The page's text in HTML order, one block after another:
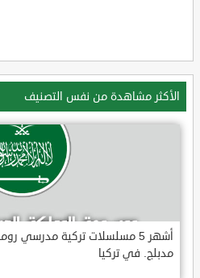
الأكثر مشاهدة من نفس التصنيف
أشهر 5 مسلسلات تركية
مدبلج. في تركيا